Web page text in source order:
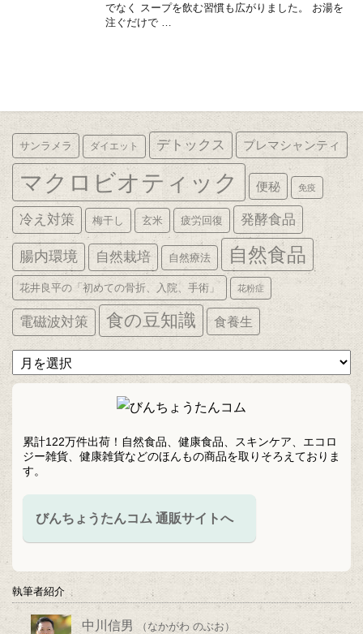
でなく スープを飲む習慣も広がりました。 お湯を
注ぐだけで …
サンラメラ ダイエット デトックス プレマシャンティ
マクロビオティック 便秘 免疫
冷え対策 梅干し 玄米 疲労回復 発酵食品
腸内環境 自然栽培 自然療法 自然食品
花井良平の「初めての骨折、入院、手術」 花粉症
電磁波対策 食の豆知識 食養生
ア
ー
カ
累計122万件出荷！自然食品、健康食品、スキンケア、エコロ
ジー雑貨、健康雑貨などのほんもの商品を取りそろえておりま
す。
びんちょうたんコム 通販サイトへ
執筆者紹介
中川信男
（なかがわ のぶお）